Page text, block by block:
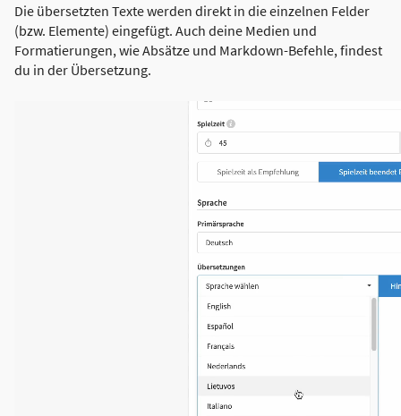
Die übersetzten Texte werden direkt in die einzelnen Felder
(bzw. Elemente) eingefügt. Auch deine Medien und
Formatierungen, wie Absätze und Markdown-Befehle, findest
du in der Übersetzung.